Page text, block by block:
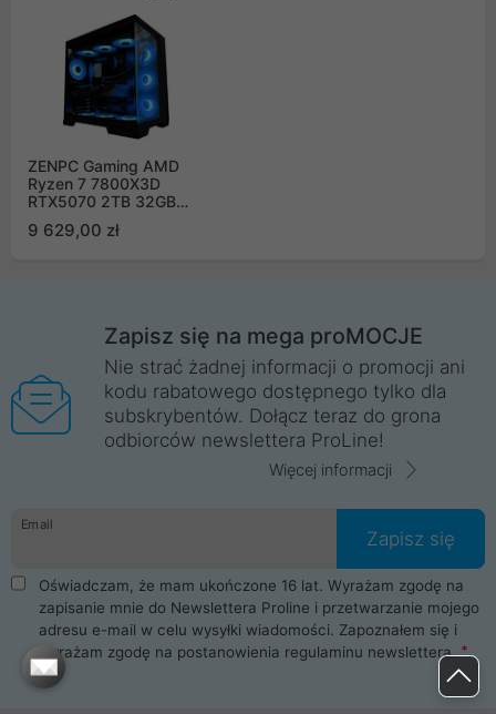
ZENPC Gaming AMD
Ryzen 7 7800X3D
RTX5070 2TB 32GB
9 629,00 zł
Zapisz się na mega proMOCJE
Nie strać żadnej informacji o promocji ani
kodu rabatowego dostępnego tylko dla
subskrybentów. Dołącz teraz do grona
odbiorców newslettera ProLine!
Więcej informacji
Email
Zapisz się
Oświadczam, że mam ukończone 16 lat. Wyrażam zgodę na
zapisanie mnie do Newslettera Proline i przetwarzanie mojego
adresu e-mail w celu wysyłki wiadomości. Zapoznałem się i
wyrażam zgodę na postanowienia regulaminu newslettera.